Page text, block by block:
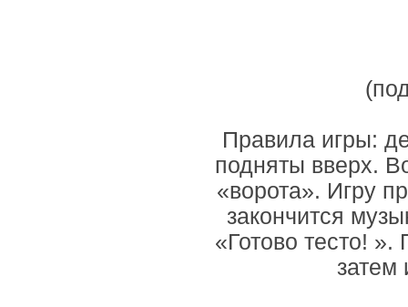
Правила игры:
подняты вверх.
«ворота». Игру
закончится
«Готово тесто!
затем